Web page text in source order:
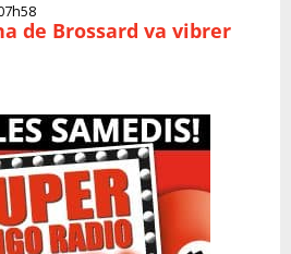
de Brossard va vibrer